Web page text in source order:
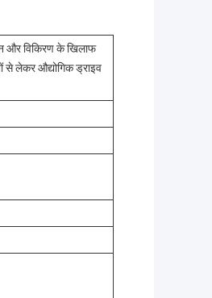
और विकिरण के खिलाफ
से लेकर औद्योगिक ड्राइव